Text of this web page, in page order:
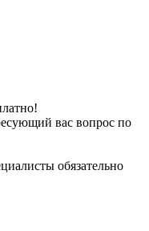
вас вопрос по
обязательно